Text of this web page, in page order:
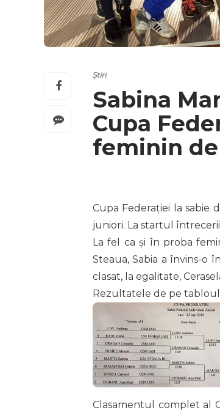
Știri
Sabina
Cupa
feminin de
Cupa Federației la sabie
juniori. La startul
La fel ca și în proba
Steaua, Sabia a învins-o
clasat, la egalitate,
Rezultatele de pe
Clasamentul complet al